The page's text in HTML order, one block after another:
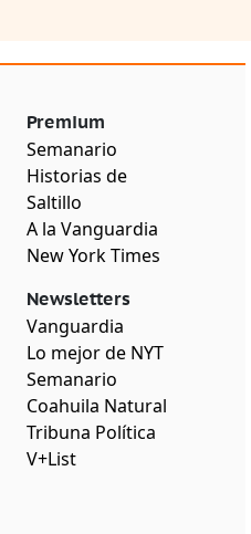
Premium
Semanario
Historias de
Saltillo
A la Vanguardia
New York Times
Newsletters
Vanguardia
Lo mejor de NYT
Semanario
Coahuila Natural
Tribuna Política
V+List